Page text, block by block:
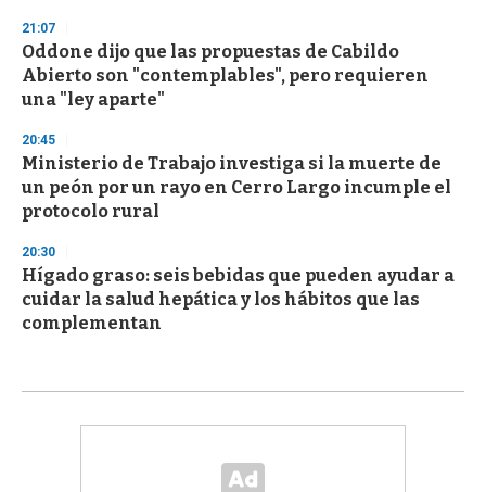
21:07
Oddone dijo que las propuestas de Cabildo
Abierto son "contemplables", pero requieren
una "ley aparte"
20:45
Ministerio de Trabajo investiga si la muerte de
un peón por un rayo en Cerro Largo incumple el
protocolo rural
20:30
Hígado graso: seis bebidas que pueden ayudar a
cuidar la salud hepática y los hábitos que las
complementan